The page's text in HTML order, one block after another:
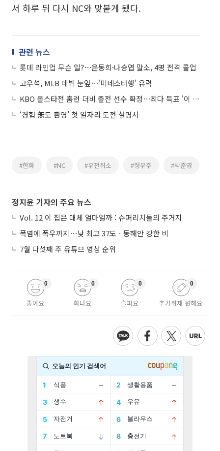
서 하루 뒤 다시 NC와 맞붙게 됐다.
관련 뉴스
롯데 라인업 무슨 일?⋯윤동희·나승엽 말소, 4명 전격 콜업
고우석, MLB 데뷔 눈앞⋯'미네소타행' 유력
KBO 올스타전 홈런 더비 출전 선수 확정⋯최다 득표 '이 선수'
‘경험 無도 환영’ 첫 일자리 도전 설명서
#한화 #NC #우천취소 #정우주 #박준영
정지윤 기자의 주요 뉴스
Vol. 12 이 집은 대체 얼마일까 : 슈퍼리치들의 주거지
폭염에 폭우까지⋯낮 최고 37도ㆍ동해안 강한 비
7월 다섯째 주 유튜브 영상 순위
좋아요
0
화나요
0
슬퍼요
0
추가취재 원해요
0